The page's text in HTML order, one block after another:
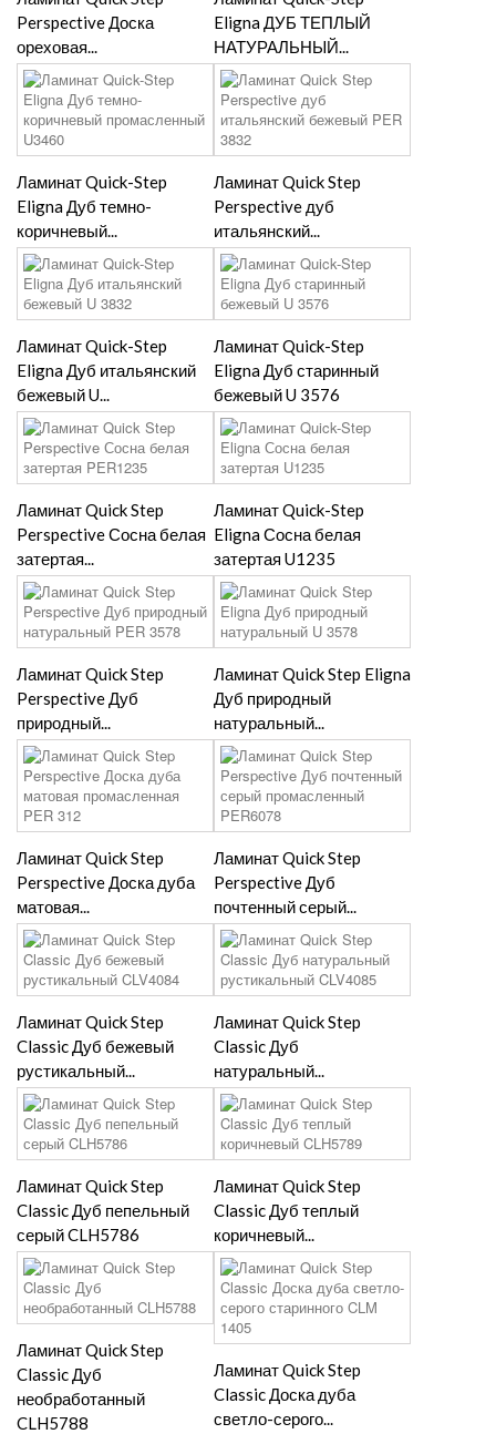
Perspective Доска
ореховая...
Eligna ДУБ ТЕПЛЫЙ
НАТУРАЛЬНЫЙ...
Ламинат Quick-Step
Eligna Дуб темно-
коричневый...
Ламинат Quick Step
Perspective дуб
итальянский...
Ламинат Quick-Step
Eligna Дуб итальянский
бежевый U...
Ламинат Quick-Step
Eligna Дуб старинный
бежевый U 3576
Ламинат Quick Step
Perspective Сосна белая
затертая...
Ламинат Quick-Step
Eligna Сосна белая
затертая U1235
Ламинат Quick Step
Perspective Дуб
природный...
Ламинат Quick Step Eligna
Дуб природный
натуральный...
Ламинат Quick Step
Perspective Доска дуба
матовая...
Ламинат Quick Step
Perspective Дуб
почтенный серый...
Ламинат Quick Step
Classic Дуб бежевый
рустикальный...
Ламинат Quick Step
Classic Дуб
натуральный...
Ламинат Quick Step
Classic Дуб пепельный
серый CLH5786
Ламинат Quick Step
Classic Дуб теплый
коричневый...
Ламинат Quick Step
Classic Дуб
необработанный
CLH5788
Ламинат Quick Step
Classic Доска дуба
светло-серого...